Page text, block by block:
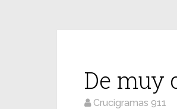
De muy
Crucigramas 911